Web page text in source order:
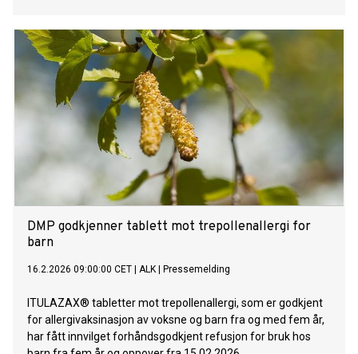
DMP godkjenner tablett mot trepollenallergi for
barn
16.2.2026 09:00:00 CET ALK Pressemelding
ITULAZAX® tabletter mot trepollenallergi, som er godkjent
for allergivaksinasjon av voksne og barn fra og med fem år,
har fått innvilget forhåndsgodkjent refusjon for bruk hos